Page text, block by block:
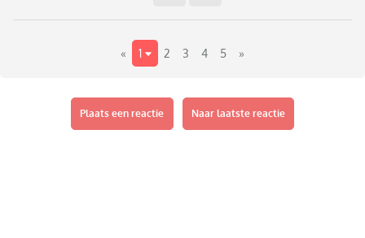
« 1 2 3 4 5 »
Plaats een reactie Naar laatste reactie